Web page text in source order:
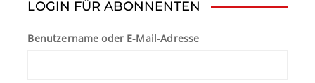
LOGIN FÜR ABONNENTEN
Benutzername oder E-Mail-Adresse